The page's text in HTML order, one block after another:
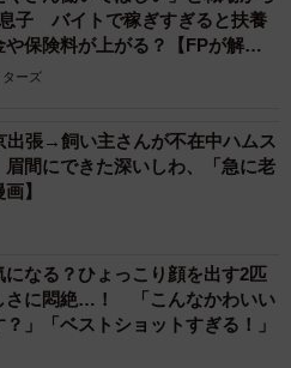
4/7
りこさん（@beika_komeko）提供
子 バイトで稼ぎすぎると扶養
や保険料が上がる？【FPが解
ターズ
出張→飼い主さんが不在中ハムス
間にできた深いしわ、「急に老
】
になる？ひょっこり顔を出す2匹
さに悶絶…！ 「こんなかわいい
」「ベストショットすぎる！」